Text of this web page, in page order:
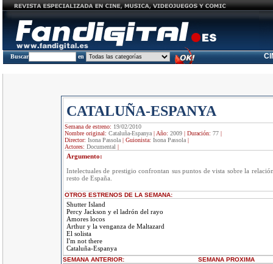
Buscar en
CATALUÑA-ESPANYA
Semana de estreno: 19/02/2010
Nombre original: Cataluña-Espanya| Año: 2009| Duración: 77|
Director: Isona Passola | Guionista: Isona Passola |
Actores: Documental |
Argumento:
Intelectuales de prestigio confrontan sus puntos de vista sobre la
resto de España.
OTROS ESTRENOS DE LA SEMANA:
Shutter Island
Percy Jackson y el ladrón del rayo
Amores locos
Arthur y la venganza de Maltazard
El solista
I'm not there
Cataluña-Espanya
SEMANA ANTERIOR: SEMANA PROXIMA